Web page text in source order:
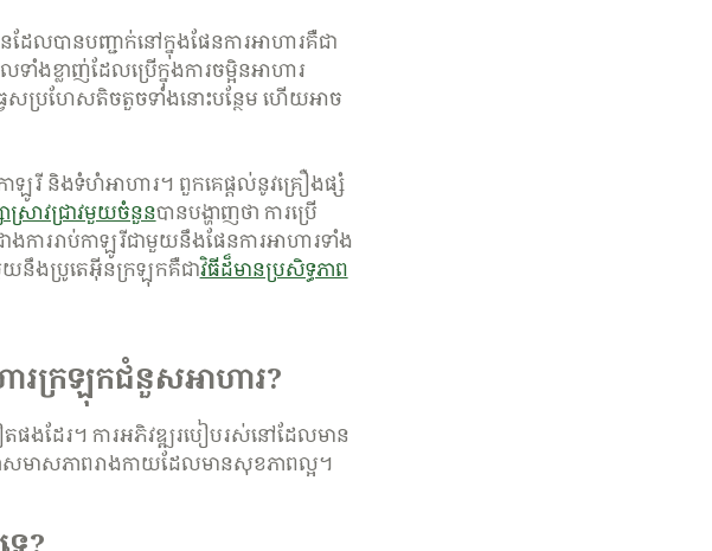
ដែលបានបញ្ជាក់នៅក្នុងផែនការអាហារគឺជា
ងខ្លាញ់ដែលប្រើក្នុងការចម្អិនអាហារ
សប្រហែសតិចតួចទាំងនោះបន្ថែម ហើយអាច
ាឡូរី និង​ទំហំអាហារ។ ពួកគេផ្តល់នូវគ្រឿងផ្សំ
ស្រាវជ្រាវមួយចំនួនបានបង្ហាញថា ការប្រើ
ងការរាប់កាឡូរីជាមួយនឹងផែនការអាហារទាំង
យនឹង​ប្រូតេអ៊ីន​ក្រឡុក​គឺជា​វិធី​ដ៏​មាន​ប្រសិទ្ធភាព​
ារក្រឡុកជំនួសអាហារ?
ផងដែរ។ ការអភិវឌ្ឍរបៀបរស់នៅដែលមាន
មាសភាពរាងកាយដែលមានសុខភាពល្អ។